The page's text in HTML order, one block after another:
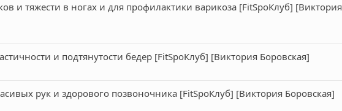
и тяжести в ногах и для профилактики варикоза [FitSpoКлуб] [Виктория
и подтянутости бедер [FitSpoКлуб] [Виктория Боровская]
рук и здорового позвоночника [FitSpoКлуб] [Виктория Боровская]